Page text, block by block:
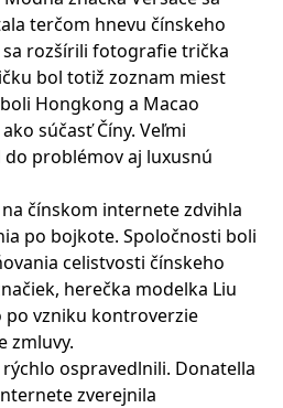
terčom hnevu čínskeho
rozšírili fotografie trička
bol totiž zoznam miest
Hongkong a Macao
súčasť Číny. Veľmi
problémov aj luxusnú
čínskom internete zdvihla
po bojkote. Spoločnosti boli
celistvosti čínskeho
herečka modelka Liu
po vzniku kontroverzie
zmluvy.
ospravedlnili. Donatella
zverejnila